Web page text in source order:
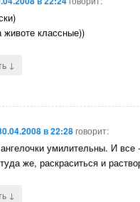
животе классные))
↓
в 22:28говорит:
умилительны. И все
же, раскраситься и
↓